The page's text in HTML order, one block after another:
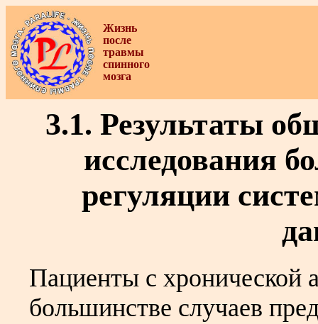
Жизнь
после
травмы
спинного
мозга
3.1. Результаты
исследования
регуляции
Пациенты с хронической
большинстве случаев